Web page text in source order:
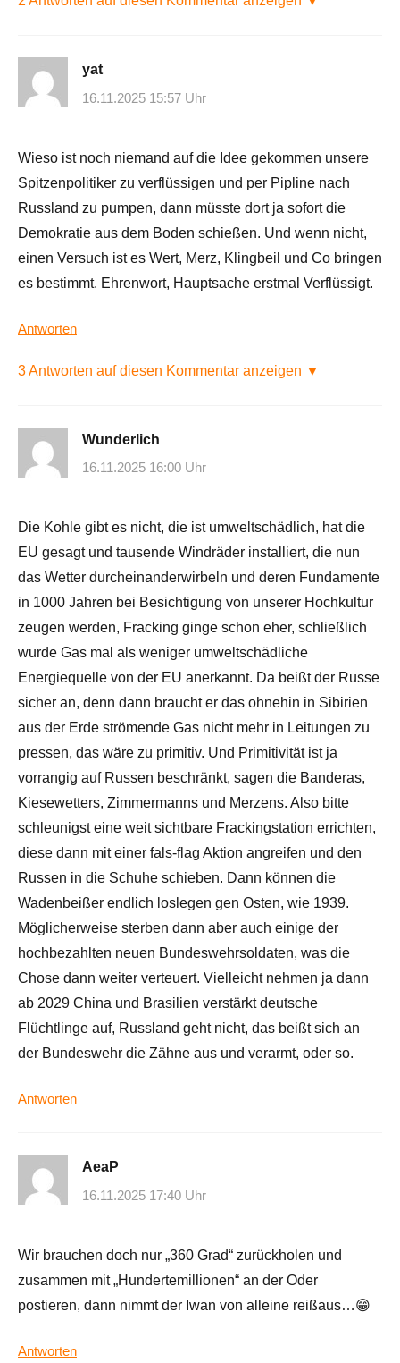
yat
16.11.2025 15:57 Uhr
Wieso ist noch niemand auf die Idee gekommen unsere
Spitzenpolitiker zu verflüssigen und per Pipline nach
Russland zu pumpen, dann müsste dort ja sofort die
Demokratie aus dem Boden schießen. Und wenn nicht,
einen Versuch ist es Wert, Merz, Klingbeil und Co bringen
es bestimmt. Ehrenwort, Hauptsache erstmal Verflüssigt.
Antworten
3 Antworten auf diesen Kommentar anzeigen ▼
Wunderlich
16.11.2025 16:00 Uhr
Die Kohle gibt es nicht, die ist umweltschädlich, hat die
EU gesagt und tausende Windräder installiert, die nun
das Wetter durcheinanderwirbeln und deren Fundamente
in 1000 Jahren bei Besichtigung von unserer Hochkultur
zeugen werden, Fracking ginge schon eher, schließlich
wurde Gas mal als weniger umweltschädliche
Energiequelle von der EU anerkannt. Da beißt der Russe
sicher an, denn dann braucht er das ohnehin in Sibirien
aus der Erde strömende Gas nicht mehr in Leitungen zu
pressen, das wäre zu primitiv. Und Primitivität ist ja
vorrangig auf Russen beschränkt, sagen die Banderas,
Kiesewetters, Zimmermanns und Merzens. Also bitte
schleunigst eine weit sichtbare Frackingstation errichten,
diese dann mit einer fals-flag Aktion angreifen und den
Russen in die Schuhe schieben. Dann können die
Wadenbeißer endlich loslegen gen Osten, wie 1939.
Möglicherweise sterben dann aber auch einige der
hochbezahlten neuen Bundeswehrsoldaten, was die
Chose dann weiter verteuert. Vielleicht nehmen ja dann
ab 2029 China und Brasilien verstärkt deutsche
Flüchtlinge auf, Russland geht nicht, das beißt sich an
der Bundeswehr die Zähne aus und verarmt, oder so.
Antworten
AeaP
16.11.2025 17:40 Uhr
Wir brauchen doch nur „360 Grad“ zurückholen und
zusammen mit „Hundertemillionen“ an der Oder
postieren, dann nimmt der Iwan von alleine reißaus…😁
Antworten